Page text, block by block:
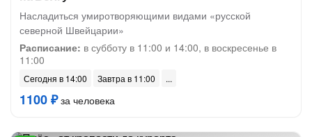
Насладиться умиротворяющими видами «русской
северной Швейцарии»
Расписание: в субботу в 11:00 и 14:00, в воскресенье в
11:00
Сегодня в 14:00 Завтра в 11:00
1100 ₽за человека